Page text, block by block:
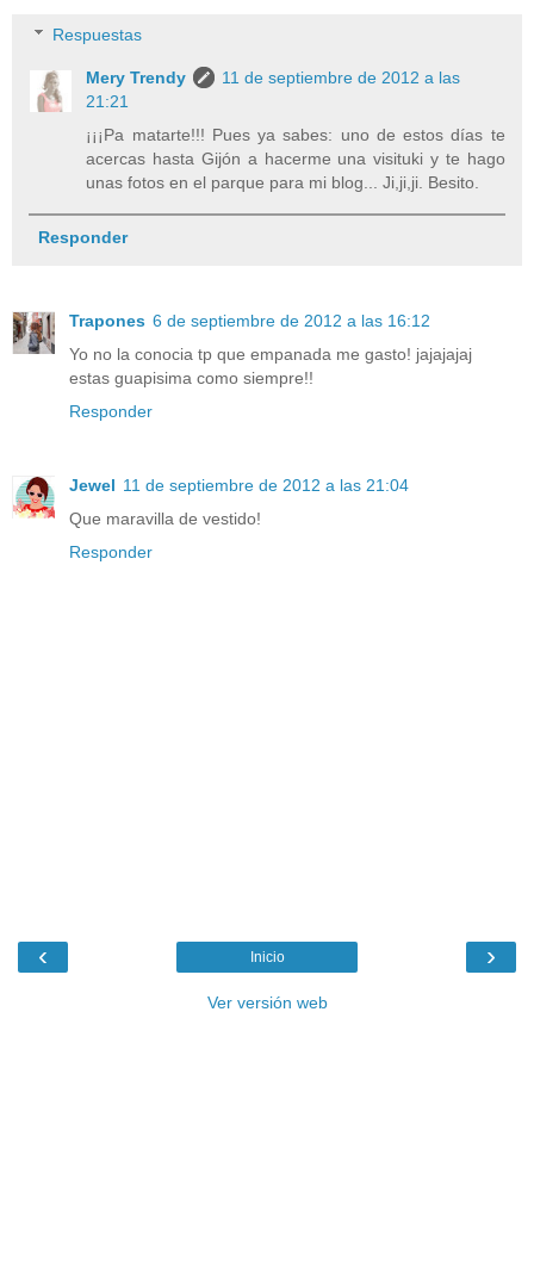
Respuestas
Mery Trendy
11 de septiembre de 2012 a las
21:21
¡¡¡Pa matarte!!! Pues ya sabes: uno de estos días te
acercas hasta Gijón a hacerme una visituki y te hago
unas fotos en el parque para mi blog... Ji,ji,ji. Besito.
Responder
Trapones 6 de septiembre de 2012 a las 16:12
Yo no la conocia tp que empanada me gasto! jajajajaj
estas guapisima como siempre!!
Responder
Jewel 11 de septiembre de 2012 a las 21:04
Que maravilla de vestido!
Responder
‹ ›
Inicio
Ver versión web